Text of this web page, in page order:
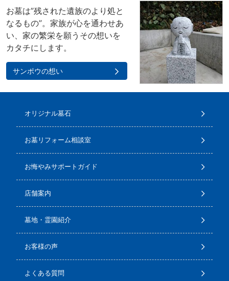
お墓は”残された遺族のより処と
なるもの”。家族が心を通わせあ
い、家の繁栄を願うその想いを
カタチにします。
サンポウの想い
オリジナル墓石
お墓リフォーム相談室
お悔やみサポートガイド
店舗案内
墓地・霊園紹介
お客様の声
よくある質問